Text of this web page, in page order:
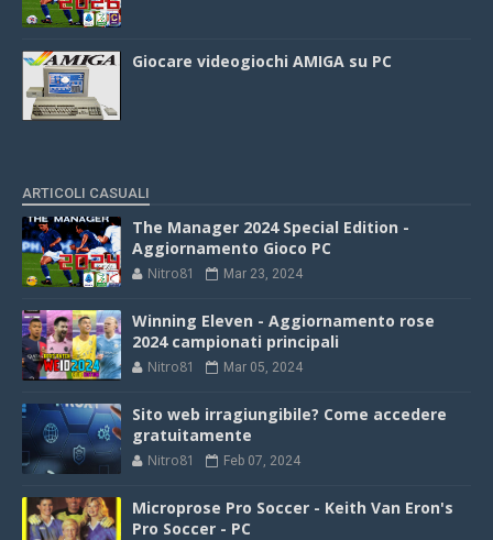
Giocare videogiochi AMIGA su PC
ARTICOLI CASUALI
The Manager 2024 Special Edition -
Aggiornamento Gioco PC
Nitro81 Mar 23, 2024
Winning Eleven - Aggiornamento rose
2024 campionati principali
Nitro81 Mar 05, 2024
Sito web irragiungibile? Come accedere
gratuitamente
Nitro81 Feb 07, 2024
Microprose Pro Soccer - Keith Van Eron's
Pro Soccer - PC